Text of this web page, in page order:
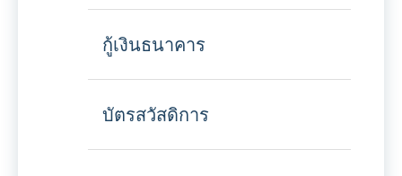
กู้เงินธนาคาร
บัตรสวัสดิการ